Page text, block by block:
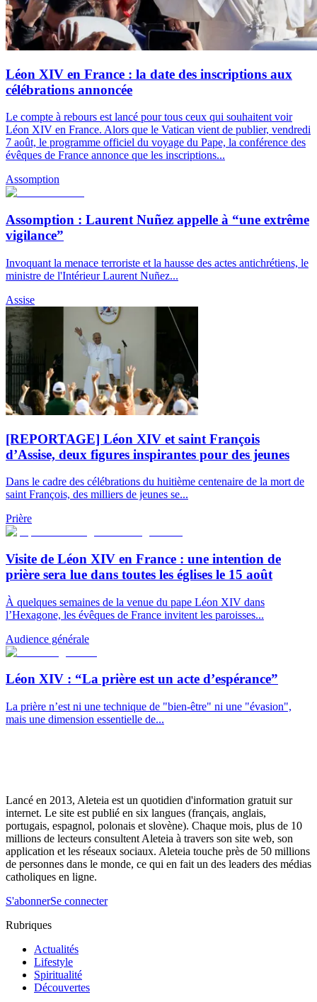
Léon XIV en France : la date des inscriptions aux
célébrations annoncée
Le compte à rebours est lancé pour tous ceux qui souhaitent voir
Léon XIV en France. Alors que le Vatican vient de publier, vendredi
7 août, le programme officiel du voyage du Pape, la conférence des
évêques de France annonce que les inscriptions...
Assomption
Assomption : Laurent Nuñez appelle à “une extrême
vigilance”
Invoquant la menace terroriste et la hausse des actes antichrétiens, le
ministre de l'Intérieur Laurent Nuñez...
Assise
[REPORTAGE] Léon XIV et saint François
d’Assise, deux figures inspirantes pour des jeunes
Dans le cadre des célébrations du huitième centenaire de la mort de
saint François, des milliers de jeunes se...
Prière
Visite de Léon XIV en France : une intention de
prière sera lue dans toutes les églises le 15 août
À quelques semaines de la venue du pape Léon XIV dans
l’Hexagone, les évêques de France invitent les paroisses...
Audience générale
Léon XIV : “La prière est un acte d’espérance”
La prière n’est ni une technique de "bien-être" ni une "évasion",
mais une dimension essentielle de...
Lancé en 2013, Aleteia est un quotidien d'information gratuit sur
internet. Le site est publié en six langues (français, anglais,
portugais, espagnol, polonais et slovène). Chaque mois, plus de 10
millions de lecteurs consultent Aleteia à travers son site web, son
application et les réseaux sociaux. Aleteia touche près de 50 millions
de personnes dans le monde, ce qui en fait un des leaders des médias
catholiques en ligne.
S'abonnerSe connecter
Rubriques
Actualités
Lifestyle
Spiritualité
Découvertes